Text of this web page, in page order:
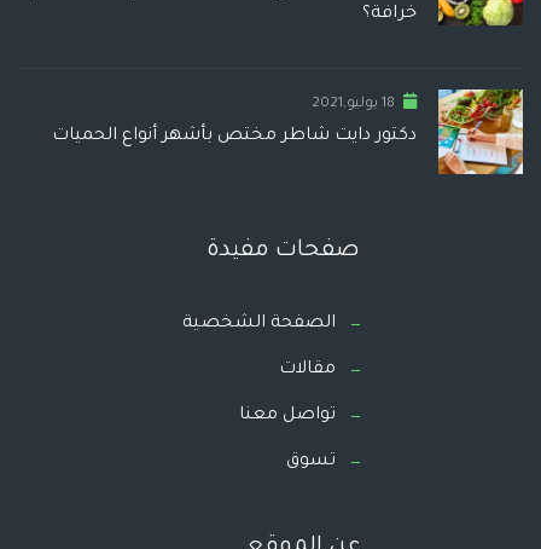
خرافة؟
18 يوليو,2021
دكتور دايت شاطر مختص بأشهر أنواع الحميات
صفحات مفيدة
الصفحة الشخصية
مقالات
تواصل معنا
تسوق